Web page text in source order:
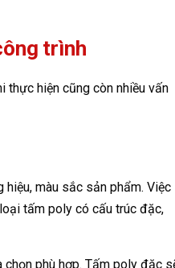
trình
thực hiện cũng còn nhiều vấn
màu sắc sản phẩm. Việc
tấm poly có cấu trúc đặc,
phù hợp. Tấm poly đặc